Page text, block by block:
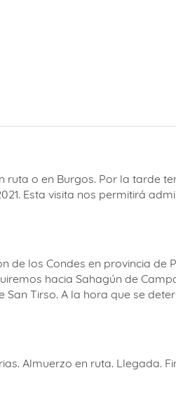
o en Burgos. Por la tarde
Esta visita nos permitirá
de los Condes en provincia de
hacia Sahagún de
Tirso. A la hora que se
Almuerzo en ruta. Llegada.